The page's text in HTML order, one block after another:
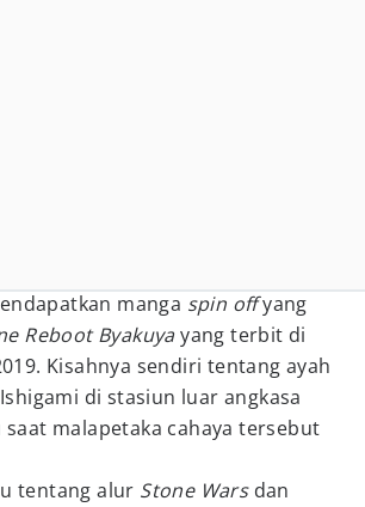
manga spin offyang
Reboot Byakuyayang terbit di
Kisahnya sendiri tentang ayah
di stasiun luar angkasa
malapetaka cahaya tersebut
tentang alur Stone Wars dan